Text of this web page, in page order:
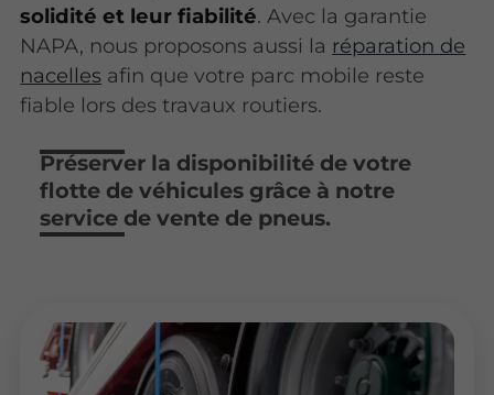
solidité et leur fiabilité. Avec la garantie
NAPA, nous proposons aussi la réparation de
nacelles afin que votre parc mobile reste
fiable lors des travaux routiers.
Préserver la disponibilité de votre
flotte de véhicules grâce à notre
service de vente de pneus.